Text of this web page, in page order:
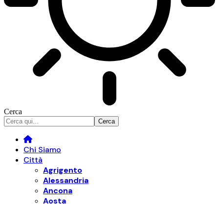
Cerca
Chi Siamo
Città
Agrigento
Alessandria
Ancona
Aosta